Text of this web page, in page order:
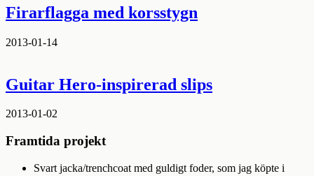
Firarflagga med korsstygn
2013-01-14
Guitar Hero-inspirerad slips
2013-01-02
Framtida projekt
Svart jacka/trenchcoat med guldigt foder, som jag köpte i